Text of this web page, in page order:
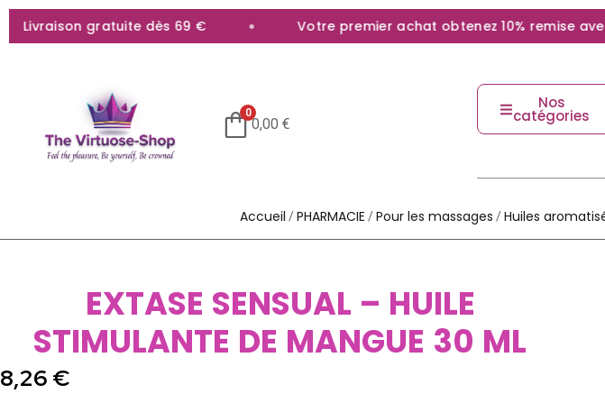
Livraison gratuite dès 69 € Votre premier achat obtenez 10% remise avec
0
0,00€
Nos
catégories
Accueil /PHARMACIE /Pour les massages /Huiles
EXTASE SENSUAL – HUILE
STIMULANTE DE MANGUE 30 ML
8,26 €